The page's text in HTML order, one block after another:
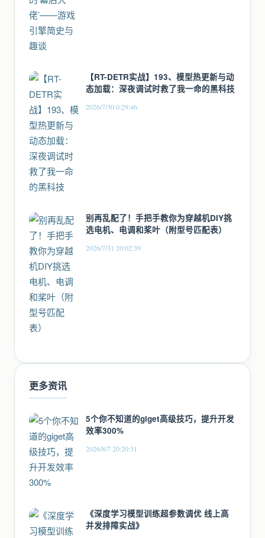
【RT-DETR实战】193、模型热更新与动
态加载：深夜调试时救了我一命的黑科技
2026/7/30 0:29:46
别再乱配了！手把手教你为穿越机DIY挑
选电机、电调和桨叶（附型号匹配表）
2026/7/31 20:02:39
更多资讯
5个你不知道的giget高级技巧，提升开发
效率300%
2026/8/7 20:20:31
《深度学习模型训练超参数调优 线上高
并发排障实战》